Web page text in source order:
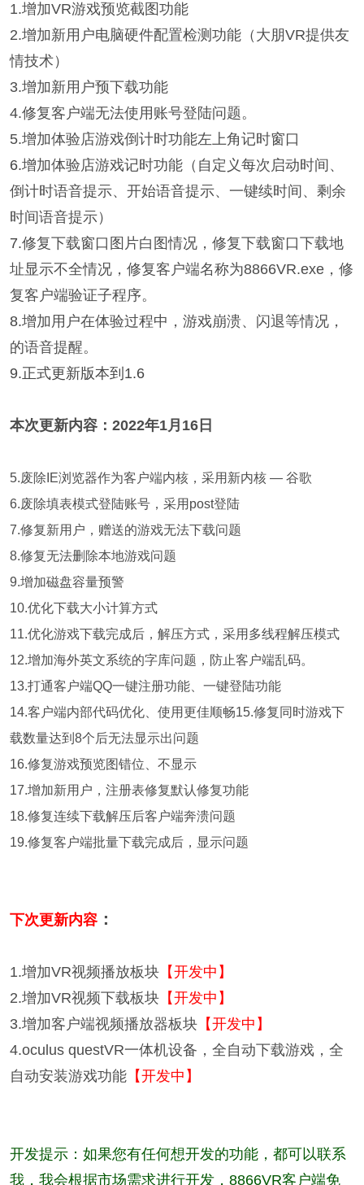
1.增加VR游戏预览截图功能
2.增加新用户电脑硬件配置检测功能（大朋VR提供友
情技术）
3.增加新用户预下载功能
4.修复客户端无法使用账号登陆问题。
5.增加体验店游戏倒计时功能左上角记时窗口
6.增加体验店游戏记时功能（自定义每次启动时间、
倒计时语音提示、开始语音提示、一键续时间、剩余
时间语音提示）
7.修复下载窗口图片白图情况，修复下载窗口下载地
址显示不全情况，修复客户端名称为8866VR.exe，修
复客户端验证子程序。
8.增加用户在体验过程中，游戏崩溃、闪退等情况，
的语音提醒。
9.正式更新版本到1.6
本次更新内容：2022年1月16日
5.废除IE浏览器作为客户端内核，采用新内核 — 谷歌
6.废除填表模式登陆账号，采用post登陆
7.修复新用户，赠送的游戏无法下载问题
8.修复无法删除本地游戏问题
9.增加磁盘容量预警
10.优化下载大小计算方式
11.优化游戏下载完成后，解压方式，采用多线程解压模式
12.增加海外英文系统的字库问题，防止客户端乱码。
13.打通客户端QQ一键注册功能、一键登陆功能
14.客户端内部代码优化、使用更佳顺畅15.修复同时游戏下
载数量达到8个后无法显示出问题
16.修复游戏预览图错位、不显示
17.增加新用户，注册表修复默认修复功能
18.修复连续下载解压后客户端奔溃问题
19.修复客户端批量下载完成后，显示问题
下次更新内容：
1.增加VR视频播放板块【开发中 】
2.增加VR视频下载板块【开发中】
3.增加客户端视频播放器板块【开发中 】
4.oculus questVR一体机设备，全自动下载游戏，全
自动安装游戏功能【开发中 】
开发提示：如果您有任何想开发的功能，都可以联系
我，我会根据市场需求进行开发，8866VR客户端免